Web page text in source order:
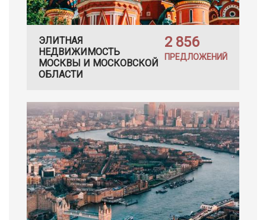
ЭЛИТНАЯ
НЕДВИЖИМОСТЬ
МОСКВЫ И МОСКОВСКОЙ
ОБЛАСТИ
2 856
ПРЕДЛОЖЕНИЙ